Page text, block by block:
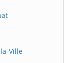
Ville